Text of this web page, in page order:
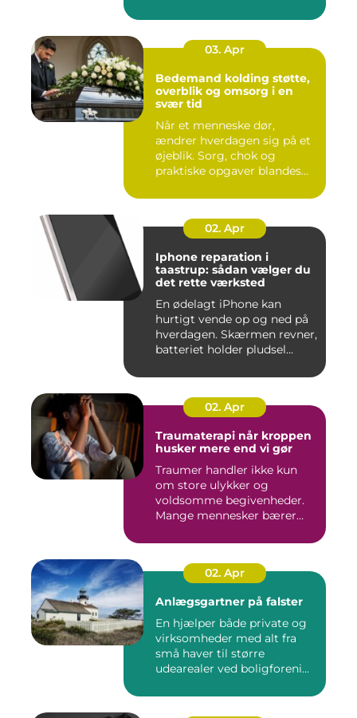
03. Apr
Bedemand kolding støtte,
overblik og omsorg i en
svær tid
Når et menneske dør,
ændrer hverdagen sig på et
øjeblik. Sorg, chok og
praktiske opgaver blandes
02. Apr
Iphone reparation i
taastrup: sådan vælger du
det rette værksted
En ødelagt iPhone kan
hurtigt vende op og ned på
hverdagen. Skærmen revner,
batteriet holder pludsel...
02. Apr
Traumaterapi når kroppen
husker mere end vi gør
Traumer handler ikke kun
om store ulykker og
voldsomme begivenheder.
Mange mennesker bærer
02. Apr
Anlægsgartner på falster
En hjælper både private og
virksomheder med alt fra
små haver til større
udearealer ved boligforeni...